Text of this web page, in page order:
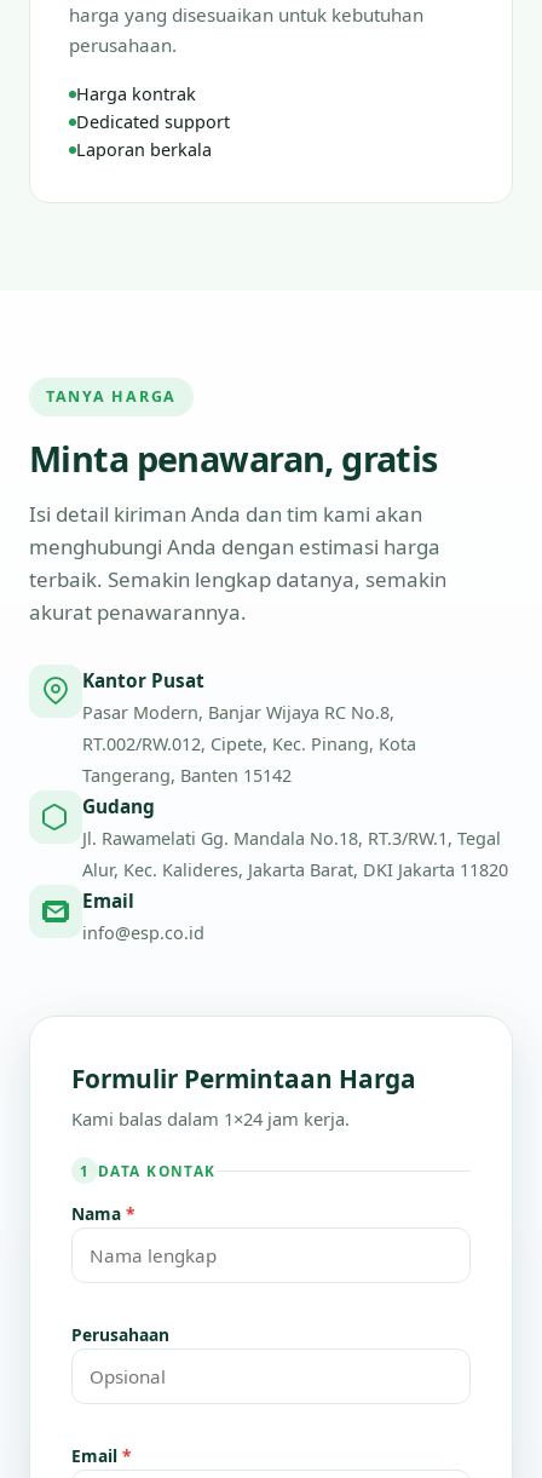
harga yang disesuaikan untuk kebutuhan
perusahaan.
Harga kontrak
Dedicated support
Laporan berkala
TANYA HARGA
Minta penawaran, gratis
Isi detail kiriman Anda dan tim kami akan
menghubungi Anda dengan estimasi harga
terbaik. Semakin lengkap datanya, semakin
akurat penawarannya.
Kantor Pusat
Pasar Modern, Banjar Wijaya RC No.8,
RT.002/RW.012, Cipete, Kec. Pinang, Kota
Tangerang, Banten 15142
Gudang
Jl. Rawamelati Gg. Mandala No.18, RT.3/RW.1, Tegal
Alur, Kec. Kalideres, Jakarta Barat, DKI Jakarta 11820
Email
info@esp.co.id
Formulir Permintaan Harga
Kami balas dalam 1×24 jam kerja.
1 DATA KONTAK
Nama *
Perusahaan
Email *